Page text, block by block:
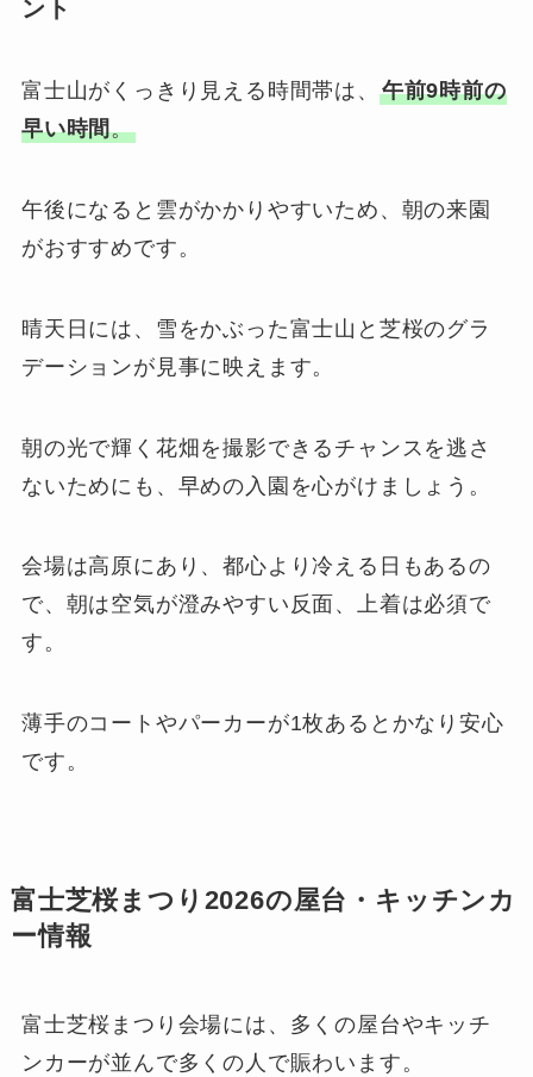
ント
富士山がくっきり見える時間帯は、 午前9時前の
早い時間。
午後になると雲がかかりやすいため、朝の来園
がおすすめです。
晴天日には、雪をかぶった富士山と芝桜のグラ
デーションが見事に映えます。
朝の光で輝く花畑を撮影できるチャンスを逃さ
ないためにも、早めの入園を心がけましょう。
会場は高原にあり、都心より冷える日もあるの
で、朝は空気が澄みやすい反面、上着は必須で
す。
薄手のコートやパーカーが1枚あるとかなり安心
です。
富士芝桜まつり2026の屋台・キッチンカ
ー情報
富士芝桜まつり会場には、多くの屋台やキッチ
ンカーが並んで多くの人で賑わいます。